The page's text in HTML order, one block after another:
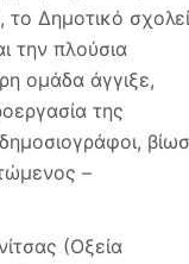
Δημοτικό
την πλούσια
ομάδα άγγιξε,
της
–
(Οξεία